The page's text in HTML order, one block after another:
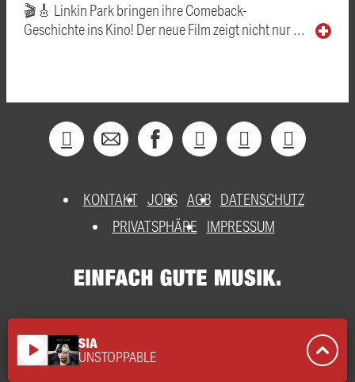
🎬🎸 Linkin Park bringen ihre Comeback-
Geschichte ins Kino! Der neue Film zeigt nicht nur …
KONTAKT JOBS AGB DATENSCHUTZ
PRIVATSPHÄRE
IMPRESSUM
play_arrow SIA
UNSTOPPABLE